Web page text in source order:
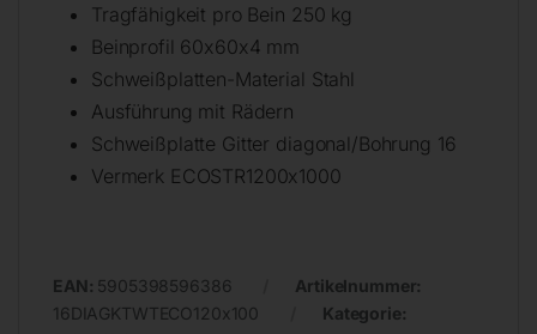
Tragfähigkeit pro Bein 250 kg
Beinprofil 60x60x4 mm
Schweißplatten-Material Stahl
Ausführung mit Rädern
Schweißplatte Gitter diagonal/Bohrung 16
Vermerk ECOSTR1200x1000
EAN: 5905398596386
Artikelnummer:
16DIAGKTWTECO120x100
Kategorie: